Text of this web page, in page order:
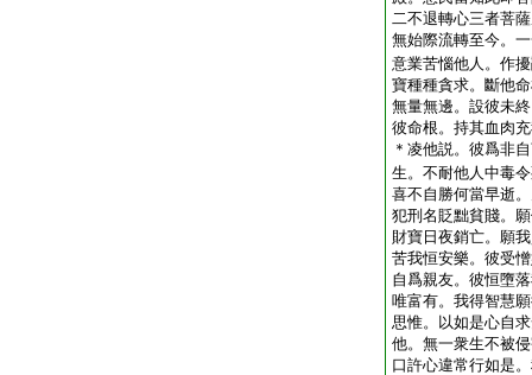
二不退轉心三者菩
無始際流轉至今。
意業苦惱他人。作
寶種種貪求。斷他
無量無邊。設彼未
彼命根。持其血肉
＊凌他説。彼爲非
生。不耐他人中毒
喜不自勝何當早逝
犯刑名貶黜貧賤。
財寶日夜銷亡。願
苦我恒安樂。彼受
自爲親友。彼恒墮
唯富有。我得智慧
思惟。以如是心自
他。無一衆生不被
口許心違常行如是